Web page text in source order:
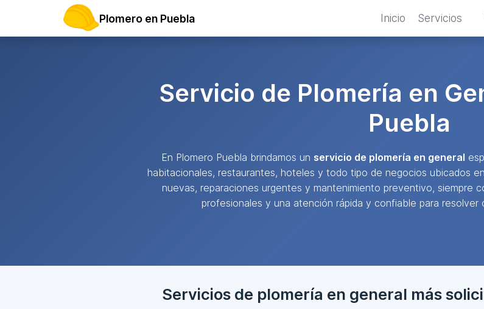
Plomero en Puebla Inicio Servicios
Servicio de Plomería en
Puebla
En Plomero Puebla brindamos un servicio de plomería en general
habitacionales, restaurantes, hoteles y todo tipo de negocios ubicados
nuevas, reparaciones urgentes y mantenimiento preventivo, siempre
profesionales y una atención rápida y confiable para resolver
Servicios de plomería en general más